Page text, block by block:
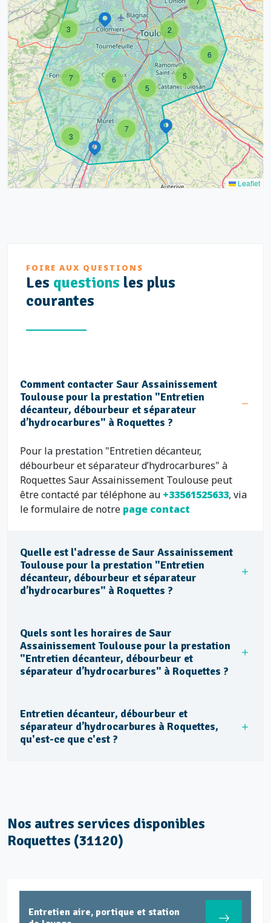
3
3
7
5
6
7
2
5
6
Leaflet
FOIRE AUX QUESTIONS
Les questions les plus
courantes
Comment contacter Saur Assainissement
Toulouse pour la prestation "Entretien
décanteur, débourbeur et séparateur
d’hydrocarbures" à Roquettes ?
Pour la prestation "Entretien décanteur,
débourbeur et séparateur d’hydrocarbures" à
Roquettes Saur Assainissement Toulouse peut
être contacté par téléphone au +33561525633, via
le formulaire de notre page contact
Quelle est l'adresse de Saur Assainissement
Toulouse pour la prestation "Entretien
décanteur, débourbeur et séparateur
d’hydrocarbures" à Roquettes ?
Quels sont les horaires de Saur
Assainissement Toulouse pour la prestation
"Entretien décanteur, débourbeur et
séparateur d’hydrocarbures" à Roquettes ?
Entretien décanteur, débourbeur et
séparateur d’hydrocarbures à Roquettes,
qu'est-ce que c'est ?
Nos autres services disponibles
Roquettes (31120)
Entretien aire, portique et station